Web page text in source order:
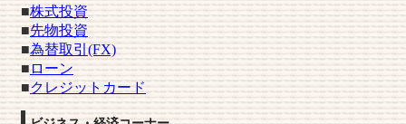
■株式投資
■先物投資
■為替取引(FX)
■ローン
■クレジットカード